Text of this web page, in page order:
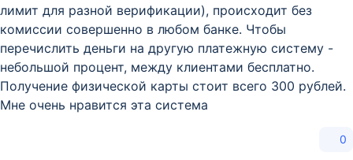
лимит для разной верификации), происходит без
комиссии совершенно в любом банке. Чтобы
перечислить деньги на другую платежную систему -
небольшой процент, между клиентами бесплатно.
Получение физической карты стоит всего 300 рублей.
Мне очень нравится эта система
0